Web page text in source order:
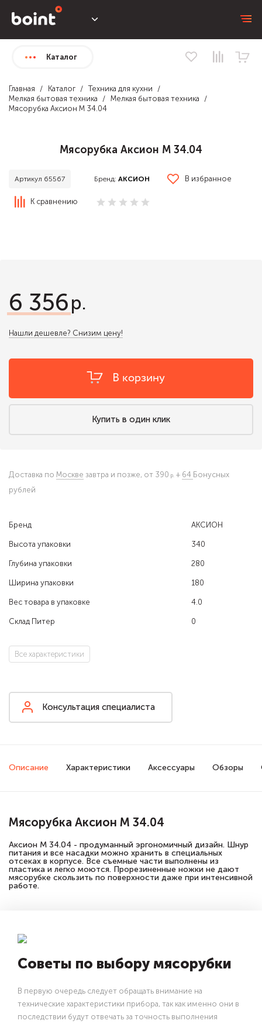
Каталог
Главная Каталог
Техника для кухни
Мелкая бытовая техника
Мелкая бытовая техника
Мясорубка Аксион М 34.04
Мясорубка Аксион М 34.04
Артикул 65567 Бренд: АКСИОН В избранное
К сравнению
Бренд АКСИОН
Высота упаковки 340
Глубина упаковки 280
Ширина упаковки 180
Вес товара в упаковке 4.0
Склад Питер 0
Все характеристики
Консультация специалиста
6 356
Нашли дешевле? Снизим цену!
В корзину
Купить в один клик
Доставка по Москве завтра и позже, от 390 + 64 Бонусных
рублей
Описание Характеристики Аксессуары Обзоры
Мясорубка Аксион М 34.04
Аксион М 34.04 - продуманный эргономичный дизайн. Шнур
питания и все насадки можно хранить в специальных
отсеках в корпусе. Все съемные части выполнены из
пластика и легко моются. Прорезиненные ножки не дают
мясорубке скользить по поверхности даже при интенсивной
работе.
Советы по выбору мясорубки
В первую очередь следует обращать внимание на
технические характеристики прибора, так как именно они в
последствии будут отвечать за точность выполнения